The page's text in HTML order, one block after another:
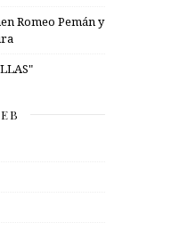
Romeo Pemán y